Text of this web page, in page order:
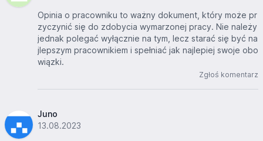
Opinia o pracowniku to ważny dokument, który może pr
zyczynić się do zdobycia wymarzonej pracy. Nie należy
jednak polegać wyłącznie na tym, lecz starać się być na
jlepszym pracownikiem i spełniać jak najlepiej swoje obo
wiązki.
Zgłoś komentarz
Juno
13.08.2023